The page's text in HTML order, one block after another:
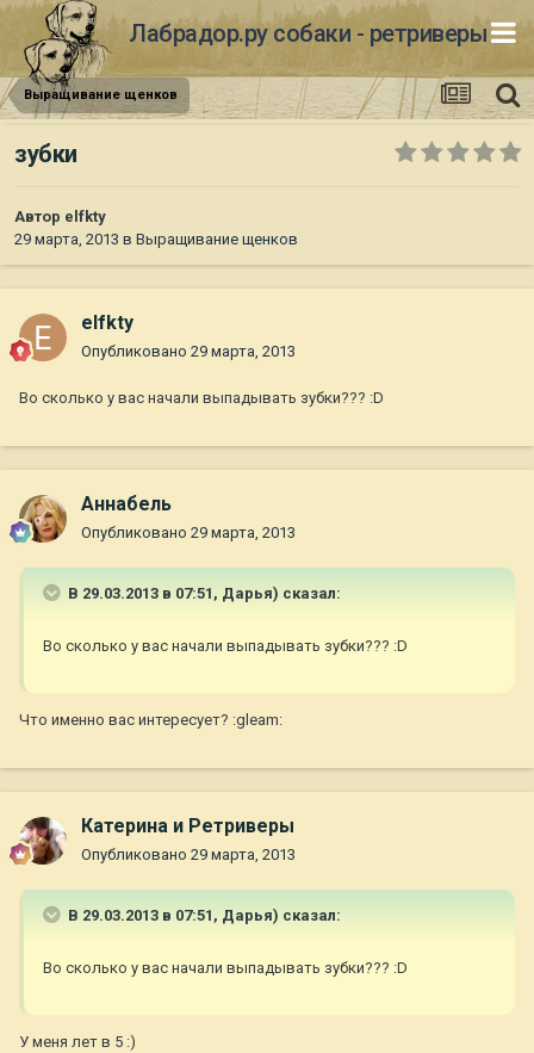
Лабрадор.ру собаки - ретриверы
Выращивание щенков
зубки
Автор elfkty
29 марта, 2013 в Выращивание щенков
elfkty
Опубликовано 29 марта, 2013
Во сколько у вас начали выпадывать зубки??? :D
Aннaбель
Опубликовано 29 марта, 2013
В 29.03.2013 в 07:51, Дарья) сказал:
Во сколько у вас начали выпадывать зубки??? :D
Что именно вас интересует? :gleam:
Катерина и Ретриверы
Опубликовано 29 марта, 2013
В 29.03.2013 в 07:51, Дарья) сказал:
Во сколько у вас начали выпадывать зубки??? :D
У меня лет в 5 :)